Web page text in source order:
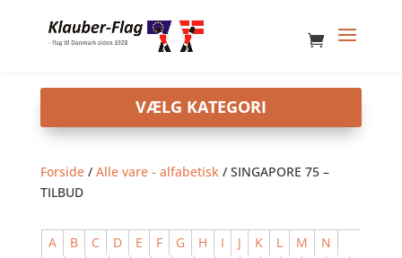
Forside/ Alle vare - alfabetisk/ SINGAPORE 75 –
TILBUD
A B C D E F G H I J K L M
N